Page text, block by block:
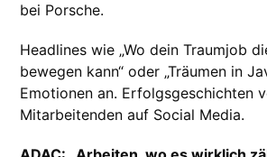
bei Porsche.
Headlines wie „Wo dein Traumjob
bewegen kann“ oder „Träumen in
Emotionen an. Erfolgsgeschichten
Mitarbeitenden auf Social Media.